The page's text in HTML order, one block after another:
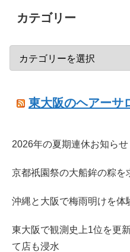
カテゴリー
東大阪のヘアーサ
2026年の夏期連休お知らせ
京都祇園祭の大船鉾の粽を
沖縄と大阪で梅雨明けを体
東大阪で観測史上1位を更
て店も浸水